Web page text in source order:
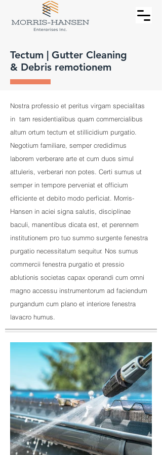
Tectum | Gutter Cleaning
& Debris remotionem
Nostra professio et peritus virgam specialitas
in tam residentialibus quam commercialibus
altum ortum tectum et stillicidium purgatio.
Negotium familiare, semper credidimus
laborem verberare arte et cum duos simul
attuleris, verberari non potes. Certi sumus ut
semper in tempore perveniat et officium
efficiente et debito modo perficiat. Morris-
Hansen in aciei signa salutis, disciplinae
baculi, manentibus dicata est, et perennem
institutionem pro tuo summo surgente fenestra
purgatio necessitatum sequitur. Nos sumus
commercii fenestra purgatio et pressio
ablutionis societas capax operandi cum omni
magno accessu instrumentorum ad faciendum
purgandum cum plano et interiore fenestra
lavacro humus.